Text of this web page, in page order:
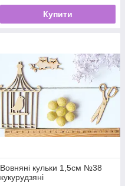
Купити
Вовняні кульки 1,5см №38
кукурудзяні